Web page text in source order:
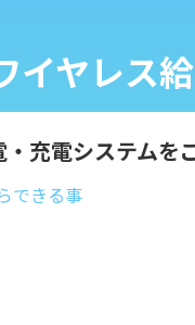
イヤレス
・充電システムを
できる事